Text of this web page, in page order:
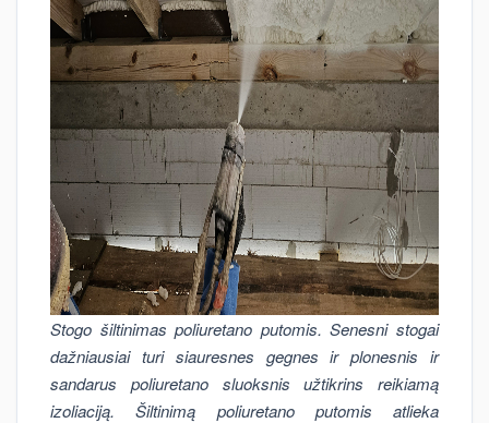
Stogo šiltinimas poliuretano putomis. Senesni stogai
dažniausiai turi siauresnes gegnes ir plonesnis ir
sandarus poliuretano sluoksnis užtikrins reikiamą
izoliaciją. Šiltinimą poliuretano putomis atlieka